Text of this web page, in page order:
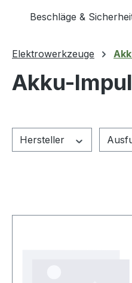
Beschläge &
Elektrowerkzeuge
Akku-
Hersteller